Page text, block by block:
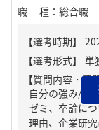
職種 ： 総合職
【質問内容・課
自分の強み/弱
ゼミ、卒論に
理由、企業研